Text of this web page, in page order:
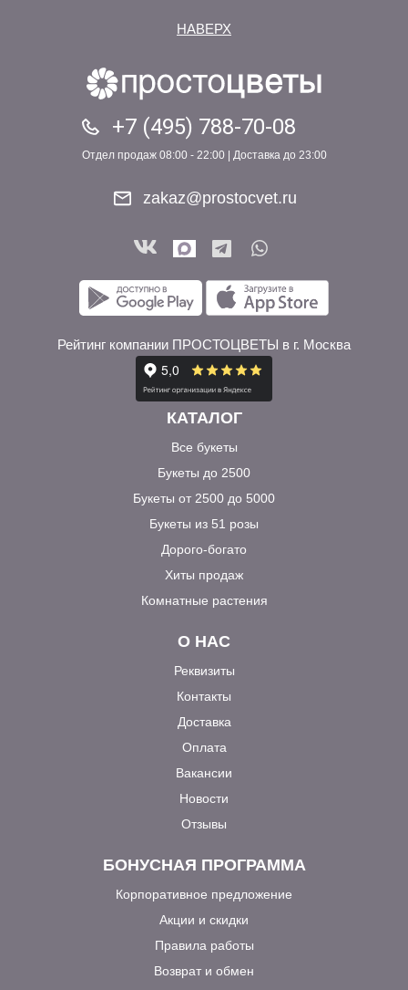
НАВЕРХ
+7 (495) 788-70-08
Отдел продаж 08:00 - 22:00 | Доставка до 23:00
zakaz@prostocvet.ru
Рейтинг компании ПРОСТОЦВЕТЫ в г. Москва
КАТАЛОГ
Все букеты
Букеты до 2500
Букеты от 2500 до 5000
Букеты из 51 розы
Дорого-богато
Хиты продаж
Комнатные растения
О НАС
Реквизиты
Контакты
Доставка
Оплата
Вакансии
Новости
Отзывы
БОНУСНАЯ ПРОГРАММА
Корпоративное предложение
Акции и скидки
Правила работы
Возврат и обмен